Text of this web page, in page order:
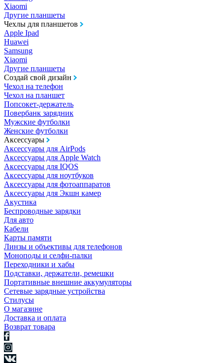
Xiaomi
Другие планшеты
Чехлы для планшетов
Apple Ipad
Huawei
Samsung
Xiaomi
Другие планшеты
Создай свой дизайн
Чехол на телефон
Чехол на планшет
Попсокет-держатель
Повербанк зарядник
Мужские футболки
Женские футболки
Аксессуары
Аксессуары для AirPods
Аксессуары для Apple Watch
Аксессуары для IQOS
Аксессуары для ноутбуков
Аксессуары для фотоаппаратов
Аксессуары для Экшн камер
Акустика
Беспроводные зарядки
Для авто
Кабели
Карты памяти
Линзы и объективы для телефонов
Моноподы и селфи-палки
Переходники и хабы
Подставки, держатели, ремешки
Портативные внешние аккумуляторы
Сетевые зарядные устройства
Стилусы
О магазине
Доставка и оплата
Возврат товара